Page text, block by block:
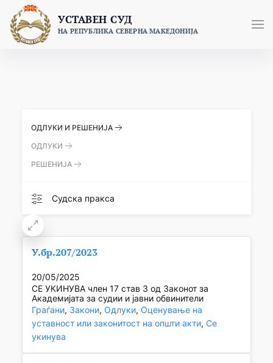
content
УСТАВЕН СУД
НА РЕПУБЛИКА СЕВЕРНА МАКЕДОНИЈА
ОДЛУКИ И РЕШЕНИЈА
ОДЛУКИ
РЕШЕНИЈА
Судска пракса
У.бр.207/2023
20/05/2025
СЕ УКИНУВА член 17 став 3 од Законот за
Академијата за судии и јавни обвинители
Граѓани, Закони, Одлуки, Оценување на
уставност или законитост на општи акти, Се
укинува